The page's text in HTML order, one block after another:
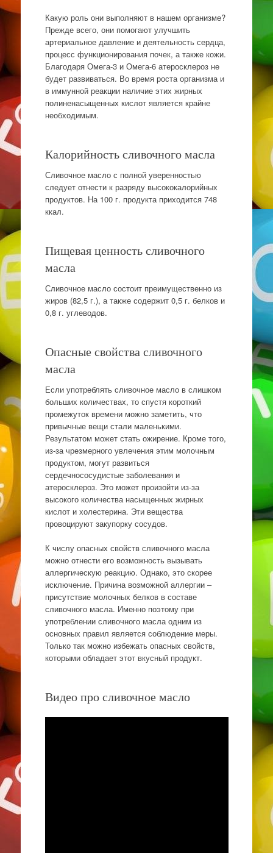
Какую роль они выполняют в нашем организме?
Прежде всего, они помогают улучшить
артериальное давление и деятельность сердца,
процесс функционирования почек, а также кожи.
Благодаря Омега-3 и Омега-6 атеросклероз не
будет развиваться. Во время роста организма и
в иммунной реакции наличие этих жирных
полиненасыщенных кислот является крайне
необходимым.
Калорийность сливочного масла
Сливочное масло с полной уверенностью
следует отнести к разряду высококалорийных
продуктов. На 100 г. продукта приходится 748
ккал.
Пищевая ценность сливочного
масла
Сливочное масло состоит преимущественно из
жиров (82,5 г.), а также содержит 0,5 г. белков и
0,8 г. углеводов.
Опасные свойства сливочного
масла
Если употреблять сливочное масло в слишком
больших количествах, то спустя короткий
промежуток времени можно заметить, что
привычные вещи стали маленькими.
Результатом может стать ожирение. Кроме того,
из-за чрезмерного увлечения этим молочным
продуктом, могут развиться
сердечнососудистые заболевания и
атеросклероз. Это может произойти из-за
высокого количества насыщенных жирных
кислот и холестерина. Эти вещества
провоцируют закупорку сосудов.
К числу опасных свойств сливочного масла
можно отнести его возможность вызывать
аллергическую реакцию. Однако, это скорее
исключение. Причина возможной аллергии –
присутствие молочных белков в составе
сливочного масла. Именно поэтому при
употреблении сливочного масла одним из
основных правил является соблюдение меры.
Только так можно избежать опасных свойств,
которыми обладает этот вкусный продукт.
Видео про сливочное масло